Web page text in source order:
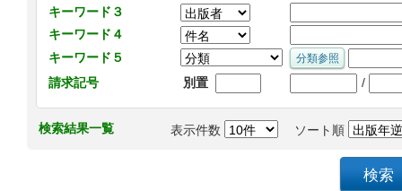
キーワード３
キーワード４
キーワード５
請求記号
別置 /
検索結果一覧 表示件数 ソート順